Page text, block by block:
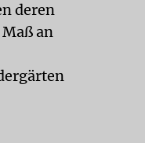
deren
an